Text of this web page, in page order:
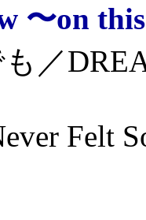
〜on
／
Felt